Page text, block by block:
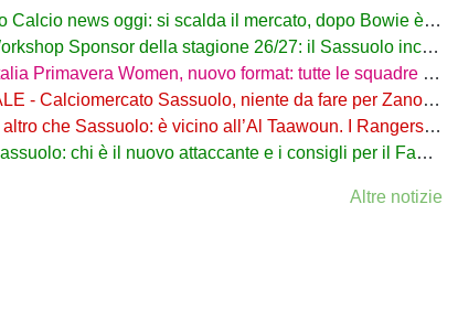
news oggi: si scalda il mercato, dopo Bowie è in arrivo Adzic
Sponsor della stagione 26/27: il Sassuolo incontra i partner
Primavera Women, nuovo format: tutte le squadre in lizza dal 2026-27
- Calciomercato Sassuolo, niente da fare per Zanon: ha firmato col Pisa
che Sassuolo: è vicino all’Al Taawoun. I Rangers pronti a cederlo in Arabia Saudita
chi è il nuovo attaccante e i consigli per il Fantacalcio
Altre notizie